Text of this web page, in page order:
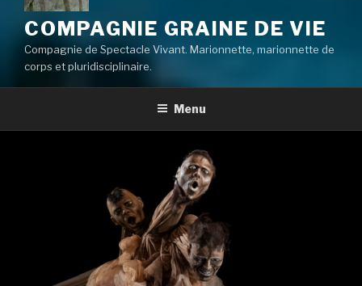
COMPAGNIE GRAINE DE VIE
Compagnie de Spectacle Vivant. Marionnette, marionnette de
corps et pluridisciplinaire.
Menu